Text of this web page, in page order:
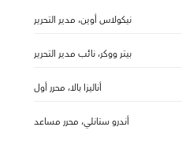
نيكولاس أوين، مدير التحرير
بيتر ووكر، نائب مدير التحرير
أناليزا بالا، محرر أول
أندرو ستانلي، محرر مساعد